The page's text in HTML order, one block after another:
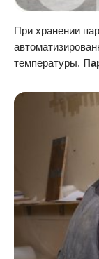
При хранении
температуры.